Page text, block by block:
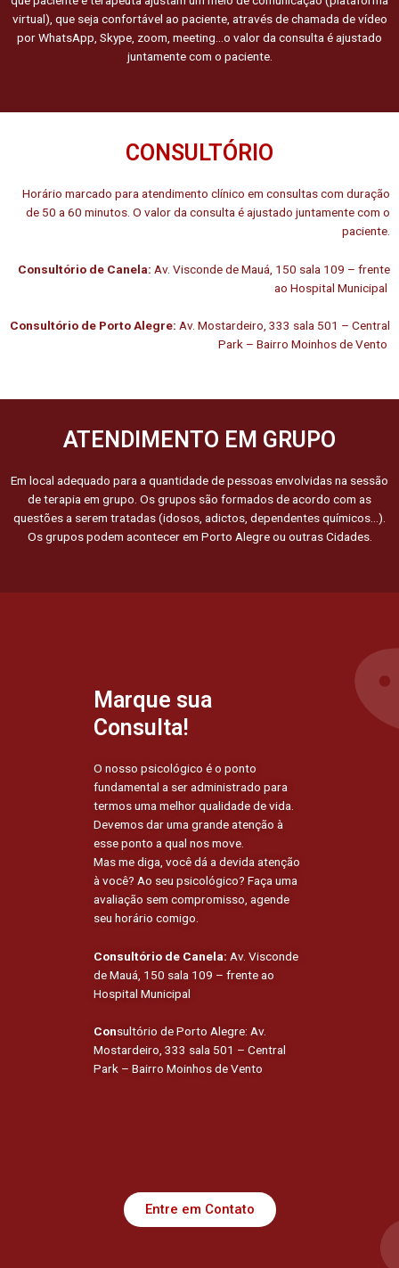
virtual), que seja confortável ao paciente, através de chamada de vídeo
por WhatsApp, Skype, zoom, meeting…o valor da consulta é ajustado
juntamente com o paciente.
CONSULTÓRIO
Horário marcado para atendimento clínico em consultas com duração
de 50 a 60 minutos. O valor da consulta é ajustado juntamente com o
paciente.
Consultório de Canela: Av. Visconde de Mauá, 150 sala 109 – frente
ao Hospital Municipal
Consultório de Porto Alegre: Av. Mostardeiro, 333 sala 501 – Central
Park – Bairro Moinhos de Vento
ATENDIMENTO EM GRUPO
Em local adequado para a quantidade de pessoas envolvidas na sessão
de terapia em grupo. Os grupos são formados de acordo com as
questões a serem tratadas (idosos, adictos, dependentes químicos…).
Os grupos podem acontecer em Porto Alegre ou outras Cidades.
Marque sua
Consulta!
O nosso psicológico é o ponto
fundamental a ser administrado para
termos uma melhor qualidade de vida.
Devemos dar uma grande atenção à
esse ponto a qual nos move.
Mas me diga, você dá a devida atenção
à você? Ao seu psicológico? Faça uma
avaliação sem compromisso, agende
seu horário comigo.
Consultório de Canela: Av. Visconde
de Mauá, 150 sala 109 – frente ao
Hospital Municipal
Consultório de Porto Alegre: Av.
Mostardeiro, 333 sala 501 – Central
Park – Bairro Moinhos de Vento
Entre em Contato